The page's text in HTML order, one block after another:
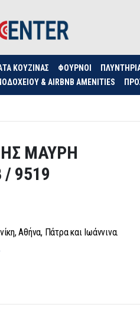
ΚΟΥΖΊΝΑΣ ΦΟΥΡΝΟΙ
& AIRBNB AMENITIES
ΜΑΥΡΗ
/ 9519
Αθήνα, Πάτρα και Ιωάννινα.